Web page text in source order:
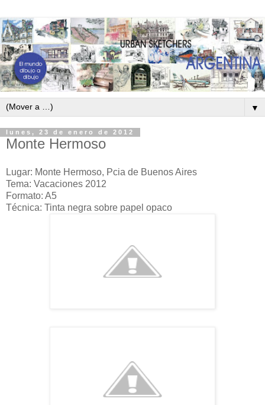
▼
lunes, 23 de enero de 2012
Monte Hermoso
Lugar: Monte Hermoso, Pcia de Buenos Aires
Tema: Vacaciones 2012
Formato: A5
Técnica: Tinta negra sobre papel opaco